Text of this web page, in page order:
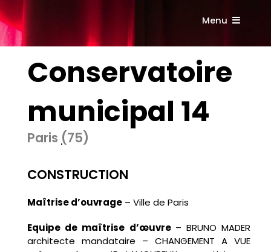
Passer
au
contenu
Menu
Références
Contact
Conservatoire
municipal 14
Paris (75)
CONSTRUCTION
Maîtrise d’ouvrage – Ville de Paris
Equipe de maîtrise d’œuvre – BRUNO MADER
architecte mandataire – CHANGEMENT A VUE